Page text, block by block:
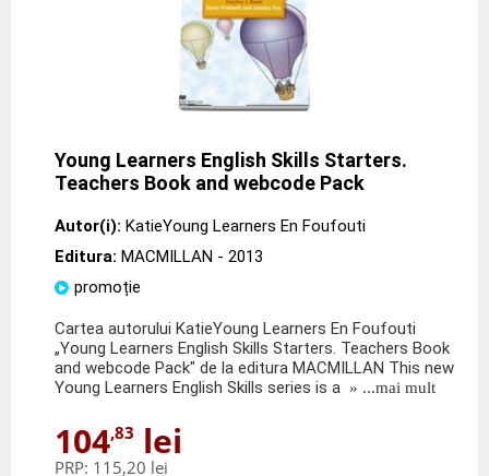
Young Learners English Skills Starters.
Teachers Book and webcode Pack
Autor(i): KatieYoung Learners En Foufouti
Editura: MACMILLAN - 2013
promoție
Cartea autorului KatieYoung Learners En Foufouti
„Young Learners English Skills Starters. Teachers Book
and webcode Pack" de la editura MACMILLAN This new
Young Learners English Skills series is a » ...mai mult
104,83 lei
PRP: 115,20 lei